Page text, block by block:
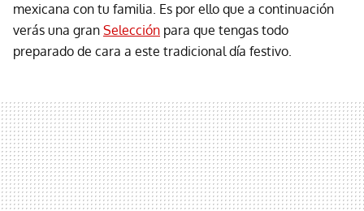
mexicana con tu familia. Es por ello que a continuación
verás una gran Selección para que tengas todo
preparado de cara a este tradicional día festivo.